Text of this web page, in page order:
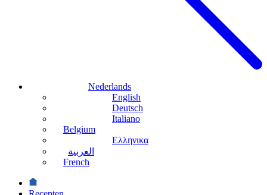
Nederlands
English
Deutsch
Italiano
Belgium
Ελληνικα
العربية
French